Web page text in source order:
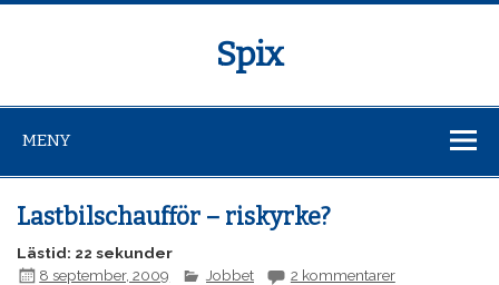
Spix
MENY
Lastbilschaufför – riskyrke?
Lästid: 22 sekunder
8 september, 2009
Jobbet 2 kommentarer